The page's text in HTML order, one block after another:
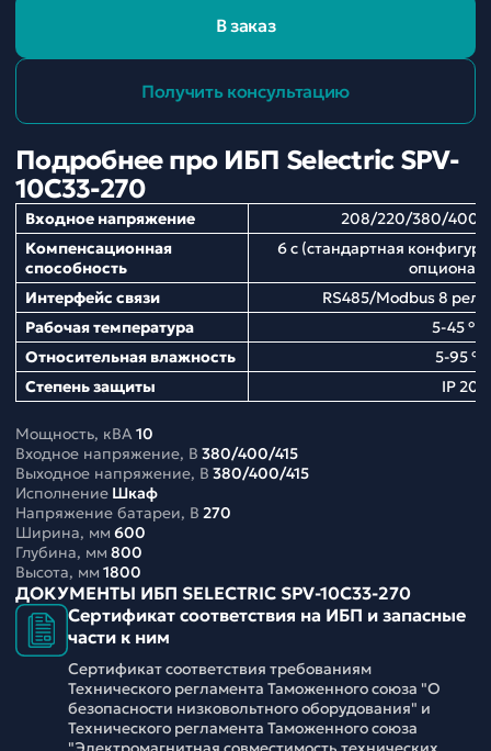
В заказ
Получить консультацию
Подробнее про ИБП Selectric SPV-
10C33-270
Входное напряжение
208/220/380/400/
Компенсационная
способность
6 с (стандартная
Интерфейс связи
RS485/Modbus 8
Рабочая температура
5-45 ° С
Относительная влажность
5-95 %
Степень защиты
IP 20
Мощность, кВА10
Входное напряжение, В 380/400/415
Выходное напряжение, В 380/400/415
Исполнение Шкаф
Напряжение батареи, В 270
Ширина, мм 600
Глубина, мм 800
Высота, мм 1800
ДОКУМЕНТЫ ИБП SELECTRIC SPV-10C33-270
Сертификат соответствия на ИБП и запасные
части к ним
Сертификат соответствия требованиям
Технического регламента Таможенного союза "О
безопасности низковольтного оборудования" и
Технического регламента Таможенного союза